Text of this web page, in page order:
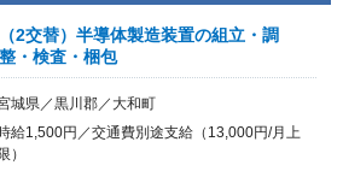
（2交替）半導体製造装置の組立・調
整・検査・梱包
城県／黒川郡／大和町
給1,500円／交通費別途支給（13,000円/月上
）